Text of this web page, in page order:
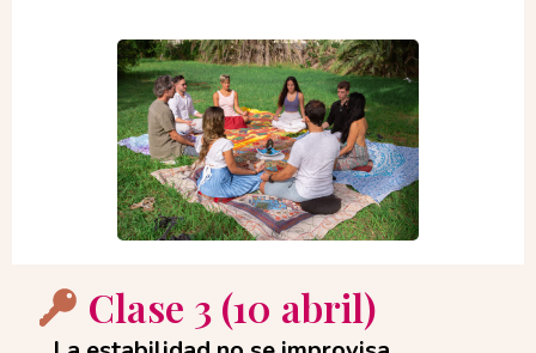
Clase 3 (10 abril)